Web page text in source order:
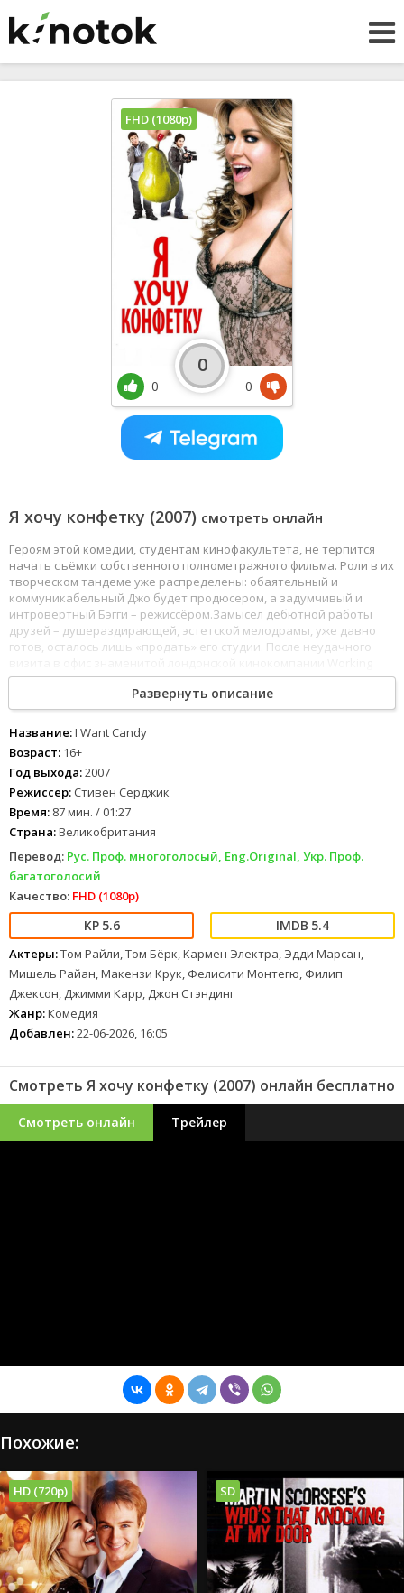
Я хочу конфетку (2007) смотреть онлайн
Героям этой комедии, студентам кинофакультета, не терпится
начать съёмки собственного полнометражного фильма. Роли в их
творческом тандеме уже распределены: обаятельный и
коммуникабельный Джо будет продюсером, а задумчивый и
интровертный Бэгги – режиссёром.Замысел дебютной работы
друзей – душераздирающей, эстетской мелодрамы, уже давно
готов, осталось лишь «продать» его студии. После неудачного
Title, друзья решают заглянуть в маленькую продюсерскую
фирму, директор которой не только соглашается их выслушать,
но и предлагает контракт на картину. Однако, удивлению друзей
не было предела, когда они осознают, что компания занимается
съёмкой порнографических фильмов. Впрочем, контракт есть
контракт: теперь у друзей есть реальный шанс «запуститься» с
собственной лентой. Правда в уговоре есть непреложное
условие - в главной роли их фильма обязательно должна будет
сняться самая знаменитая в мире порнозвезда, неоднократная
обладательница престижнейшей награды «Золотой Фаллос»,
американка Кэнди Файвуэйс, объявившая недавно, что
покидает кино «для взрослых». По счастливой случайности Кэнди
оказывается в Лондоне, и застенчивому Бэгги чудом удается
уговорить звезду на съёмки в картине. Наконец, съёмки
«высоколобого» порнофильма начинаются…
Развернуть описание
Название:I Want Candy
Возраст: 16+
Год выхода:2007
Режиссер: Стивен Серджик
Время: 87 мин. / 01:27
Страна:Великобритания
Перевод: Рус. Проф. многоголосый, Eng.Original, Укр. Проф.
багатоголосий
Качество: FHD (1080p)
5.6 5.4
Актеры:Том Райли, Том Бёрк, Кармен Электра, Эдди Марсан,
Мишель Райан, Макензи Крук, Фелисити Монтегю, Филип
Джексон, Джимми Карр, Джон Стэндинг
Жанр:Комедия
Добавлен:22-06-2026, 16:05
FHD (1080p)
0
0
0
Смотреть Я хочу конфетку (2007) онлайн бесплатно
Смотреть онлайн Трейлер
Похожие:
HD (720p) SD